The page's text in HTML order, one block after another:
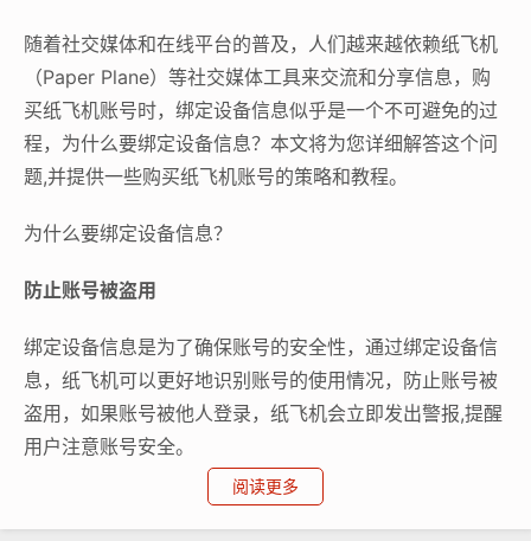
随着社交媒体和在线平台的普及，人们越来越依赖纸飞机
（Paper Plane）等社交媒体工具来交流和分享信息，购
买纸飞机账号时，绑定设备信息似乎是一个不可避免的过
程，为什么要绑定设备信息？本文将为您详细解答这个问
题,并提供一些购买纸飞机账号的策略和教程。
为什么要绑定设备信息？
防止账号被盗用
绑定设备信息是为了确保账号的安全性，通过绑定设备信
息，纸飞机可以更好地识别账号的使用情况，防止账号被
盗用，如果账号被他人登录，纸飞机会立即发出警报,提醒
用户注意账号安全。
阅读更多